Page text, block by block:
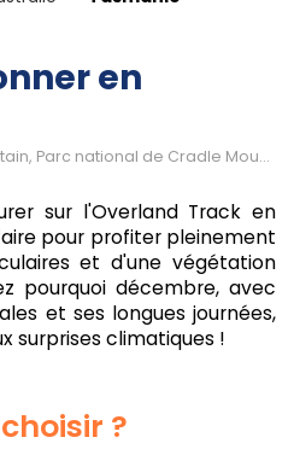
en
Overland Track, Cradle Mountain, Parc national de Cradle Mountain-Lake St Clair, Walls of Jerusalem NP, South Coast Track, Three Capes Track, Frenchmans Cap
sur l'Overland Track en
pour profiter pleinement
et d'une végétation
pourquoi décembre, avec
et ses longues journées,
surprises climatiques !
?